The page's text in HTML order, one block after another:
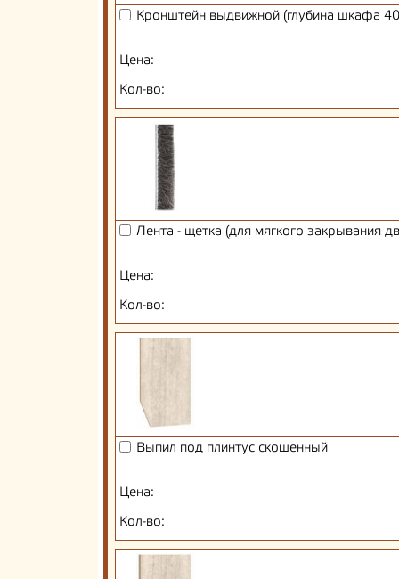
Кронштейн выдвижной (глубина шкафа
Цена:
Кол-во:
Лента - щетка (для мягкого закрывания
Цена:
Кол-во:
Выпил под плинтус скошенный
Цена:
Кол-во: